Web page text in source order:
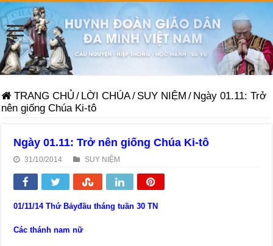
TRANG CHỦ / LỜI CHÚA/ SUY NIỆM / Ngày 01.11: Trở
nên giống Chúa Ki-tô
Ngày 01.11: Trở nên giống Chúa Ki-tô
31/10/2014 SUY NIỆM
01/11/14 Thứ Bảyđầu tháng tuần 30 TN
Các thánh nam nữ